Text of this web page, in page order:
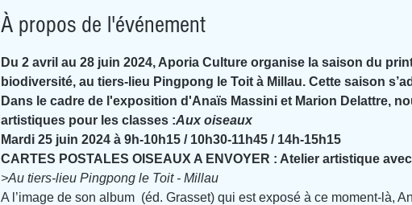
À propos de l'événement
Du 2 avril au 28 juin 2024, Aporia Culture organise la saison du
biodiversité, au tiers-lieu Pingpong le Toit à Millau. Cette saison
Dans le cadre de l'exposition d'Anaïs Massini et Marion Delattre,
artistiques pour les classes :Aux oiseaux
Mardi 25 juin 2024 à 9h-10h15 / 10h30-11h45 / 14h-15h15
CARTES POSTALES OISEAUX A ENVOYER : Atelier artistique
>Au tiers-lieu Pingpong le Toit - Millau
A l’image de son album (éd. Grasset) qui est exposé à ce moment-là,